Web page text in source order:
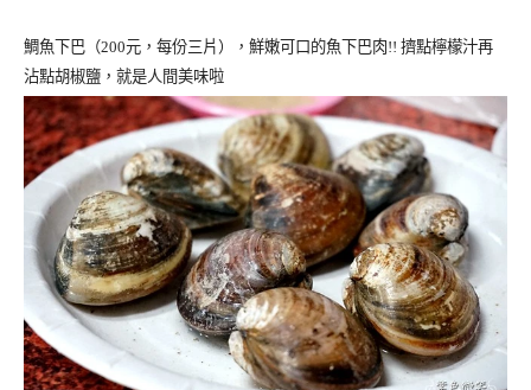
鯛魚下巴（200元，每份三片），鮮嫩可口的魚下巴肉!! 擠點檸檬汁再
沾點胡椒鹽，就是人間美味啦